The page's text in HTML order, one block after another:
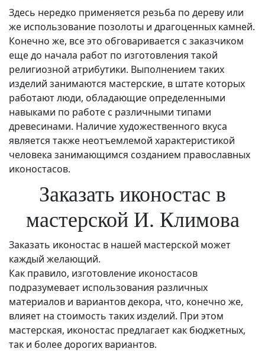
Здесь нередко применяется резьба по дереву или
же использование позолоты и драгоценных камней.
Конечно же, все это обговаривается с заказчиком
еще до начала работ по изготовления такой
религиозной атрибутики. Выполнением таких
изделий занимаются мастерские, в штате которых
работают люди, обладающие определенными
навыками по работе с различными типами
древесинами. Наличие художественного вкуса
является также неотъемлемой характеристикой
человека занимающимся созданием православных
иконостасов.
Заказать иконостас в
мастерской И. Климова
Заказать иконостас в нашей мастерской может
каждый желающий.
Как правило, изготовление иконостасов
подразумевает использования различных
материалов и вариантов декора, что, конечно же,
влияет на стоимость таких изделий. При этом
мастерская, иконостас предлагает как бюджетных,
так и более дорогих вариантов.